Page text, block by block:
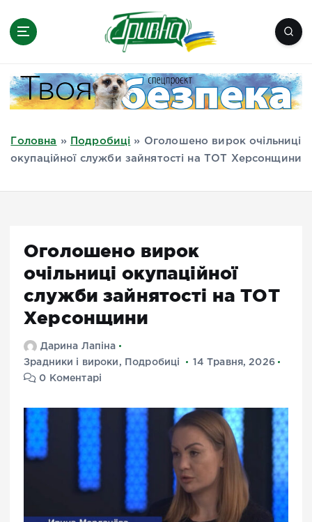
Миколаїв, Одеса, Мелітополь
Головна » Подробиці » Оголошено вирок очільниці
окупаційної служби зайнятості на ТОТ Херсонщини
Оголошено вирок
очільниці окупаційної
служби зайнятості на ТОТ
Херсонщини
Дарина Лапіна
Зрадники і вироки , Подробиці
14 Травня, 2026
0 Коментарі